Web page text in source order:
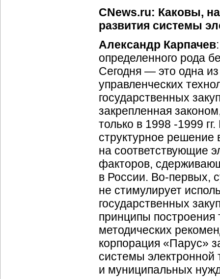
CNews.ru: Каковы,
развития системы
Александр Карпачев
определенного рода
Сегодня — это одна
управленческих
государственных
закрепленная
только в 1998 -1999
структурное решение
на соответствующие
факторов,
в России. Во-первых,
не стимулирует
государственных
принципы построения
методических
корпорация «Парус»
системы электронной
и муниципальных